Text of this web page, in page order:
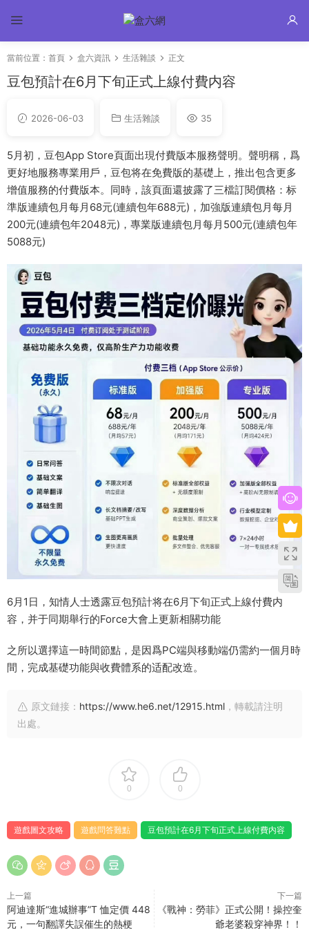
當前位置： 首頁 盒六資訊 生活雜談 正文
豆包預計在6月下旬正式上線付費内容
2026-06-03 生活雜談 35
5月初，豆包App Store頁面出現付費版本服務聲明。聲明稱，爲
更好地服務專業用戶，豆包将在免費版的基礎上，推出包含更多
增值服務的付費版本。同時，該頁面還披露了三檔訂閱價格：标
準版連續包月每月68元(連續包年688元)，加強版連續包月每月
200元(連續包年2048元)，專業版連續包月每月500元(連續包年
5088元)
6月1日，知情人士透露豆包預計将在6月下旬正式上線付費内
容，并于同期舉行的Force大會上更新相關功能
之所以選擇這一時間節點，是因爲PC端與移動端仍需約一個月時
間，完成基礎功能與收費體系的适配改造。
原文鏈接： https://www.he6.net/12915.html ，轉載請注明
出處。
0 0
遊戲圖文攻略 遊戲問答難點 豆包預計在6月下旬正式上線付費内容
上一篇
阿迪達斯“進城辦事”T 恤定價 448
元，一句翻譯失誤催生的熱梗
下一篇
《戰神：勞菲》正式公開！操控奎
爺老婆殺穿神界！！